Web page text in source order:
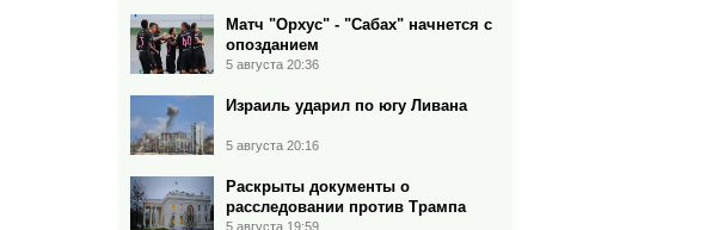
Матч "Орхус" - "Сабах" начнется с
опозданием
5 августа 20:36
Израиль ударил по югу Ливана
5 августа 20:16
Раскрыты документы о
расследовании против Трампа
5 августа 19:59